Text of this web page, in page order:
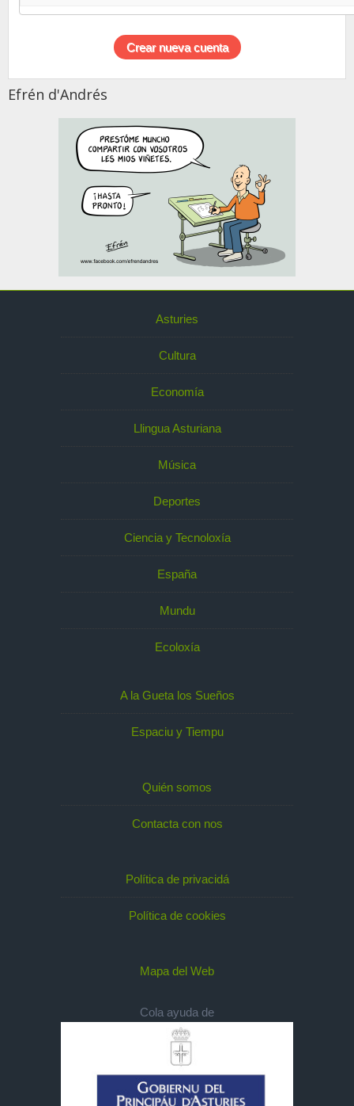
Efrén d'Andrés
Asturies
Cultura
Economía
Llingua Asturiana
Música
Deportes
Ciencia y Tecnoloxía
España
Mundu
Ecoloxía
A la Gueta los Sueños
Espaciu y Tiempu
Quién somos
Contacta con nos
Política de privacidá
Política de cookies
Mapa del Web
Cola ayuda de